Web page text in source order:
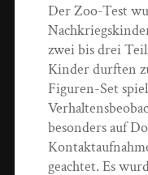
Der Zoo-Test
zwei bis drei
Kinder durften
Figuren-Set
besonders auf
geachtet. Es